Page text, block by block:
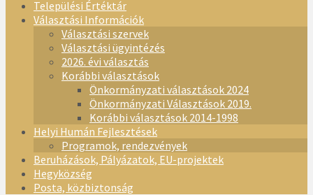
Települési Értéktár
Választási Információk
Választási szervek
Választási ügyintézés
2026. évi választás
Korábbi választások
Önkormányzati választások 2024
Önkormányzati Választások 2019.
Korábbi választások 2014-1998
Helyi Humán Fejlesztések
Programok, rendezvények
Beruházások, Pályázatok, EU-projektek
Hegyközség
Posta, közbiztonság